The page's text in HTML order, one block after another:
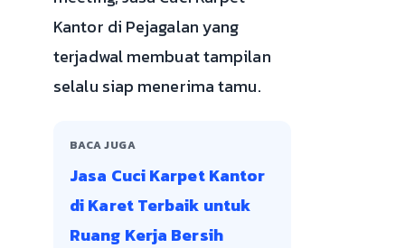
Kantor di Pejagalan yang
terjadwal membuat tampilan
selalu siap menerima tamu.
BACA JUGA
Jasa Cuci Karpet Kantor
di Karet Terbaik untuk
Ruang Kerja Bersih